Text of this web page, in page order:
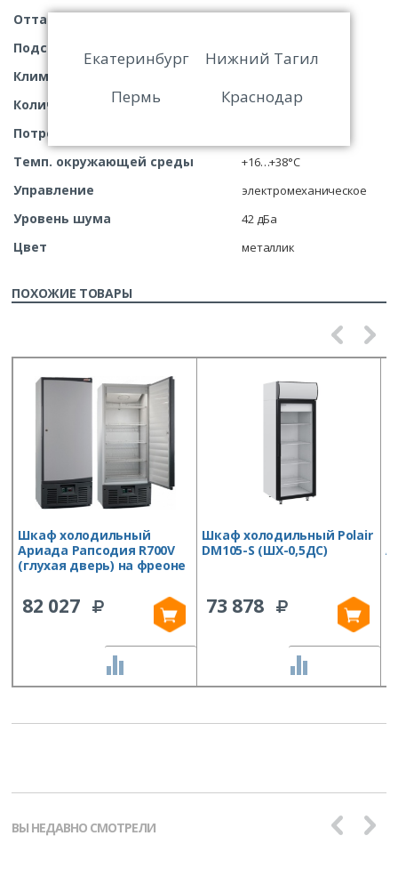
Оттаивание
Подсветка
Климатический класс
Количество камер 1
Потребляемая мощность
Темп. окружающей среды +16…+38°C
Управление электромеханическое
Уровень шума 42 дБа
Цвет металлик
ПОХОЖИЕ ТОВАРЫ
Шкаф холодильный
Ариада Рапсодия R700V
(глухая дверь) на фреоне
82 027
Шкаф холодильный Polair
DM105-S (ШХ-0,5ДС)
73 878
ВЫ НЕДАВНО СМОТРЕЛИ
Екатеринбург
Нижний Тагил
Пермь
Краснодар